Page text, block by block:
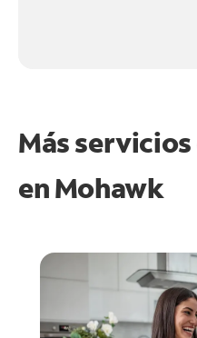
Más
enMohawk